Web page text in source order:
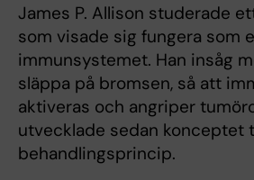
James P. Allison studerade
som visade sig fungera som
immunsystemet. Han insåg
släppa på bromsen, så att
aktiveras och angriper
utvecklade sedan konceptet
behandlingsprincip.